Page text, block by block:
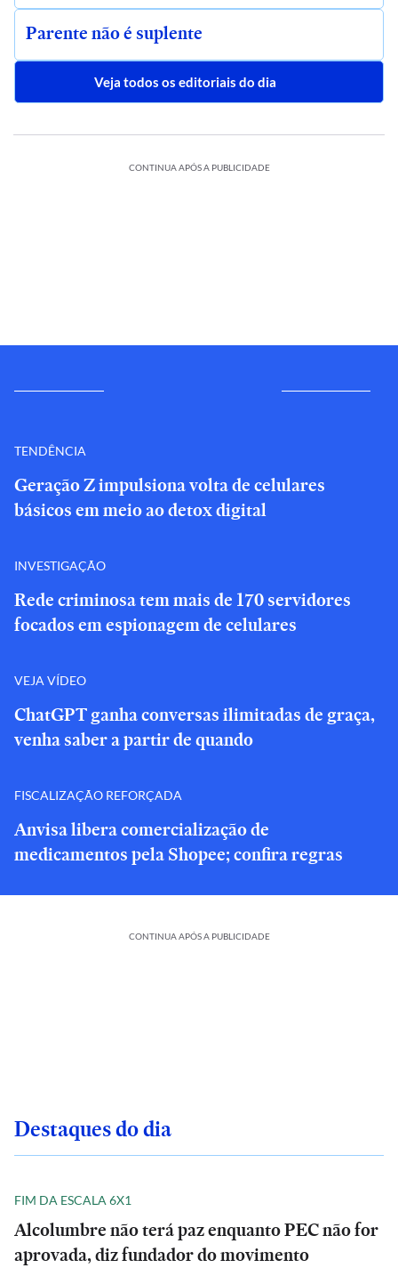
Parente não é suplente
Veja todos os editoriais do dia
CONTINUA APÓS A PUBLICIDADE
TENDÊNCIA
Geração Z impulsiona volta de celulares
básicos em meio ao detox digital
INVESTIGAÇÃO
Rede criminosa tem mais de 170 servidores
focados em espionagem de celulares
VEJA VÍDEO
ChatGPT ganha conversas ilimitadas de graça,
venha saber a partir de quando
FISCALIZAÇÃO REFORÇADA
Anvisa libera comercialização de
medicamentos pela Shopee; confira regras
CONTINUA APÓS A PUBLICIDADE
Destaques do dia
FIM DA ESCALA 6X1
Alcolumbre não terá paz enquanto PEC não for
aprovada, diz fundador do movimento